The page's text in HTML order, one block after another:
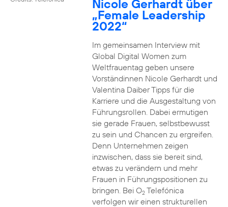
Nicole Gerhardt über
„Female Leadership
2022“
Im gemeinsamen Interview mit
Global Digital Women zum
Weltfrauentag geben unsere
Vorständinnen Nicole Gerhardt und
Valentina Daiber Tipps für die
Karriere und die Ausgestaltung von
Führungsrollen. Dabei ermutigen
sie gerade Frauen, selbstbewusst
zu sein und Chancen zu ergreifen.
Denn Unternehmen zeigen
inzwischen, dass sie bereit sind,
etwas zu verändern und mehr
Frauen in Führungspositionen zu
bringen. Bei O2Telefónica
verfolgen wir einen strukturellen